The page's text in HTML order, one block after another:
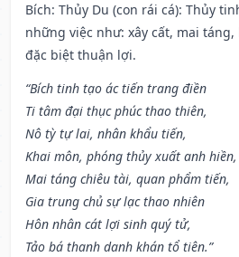
Bích: Thủy Du (con rái cá): Thủy
những việc như: xây cất, mai
đặc biệt thuận lợi.
“Bích tinh tạo ác tiến trang điền
Ti tâm đại thục phúc thao thiên,
Nô tỳ tự lai, nhân khẩu tiến,
Khai môn, phóng thủy xuất anh hiền,
Mai táng chiêu tài, quan phẩm tiến,
Gia trung chủ sự lạc thao nhiên
Hôn nhân cát lợi sinh quý tử,
Tảo bá thanh danh khán tổ tiên.”